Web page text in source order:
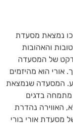
נמצאת מסעדת
והאהובות
של המסעדה
אורי הוא מהיזמים
המסעדה שנמצאת
מתמחה בדגים
האווירה נהדרת
מסעדת אורי בורי